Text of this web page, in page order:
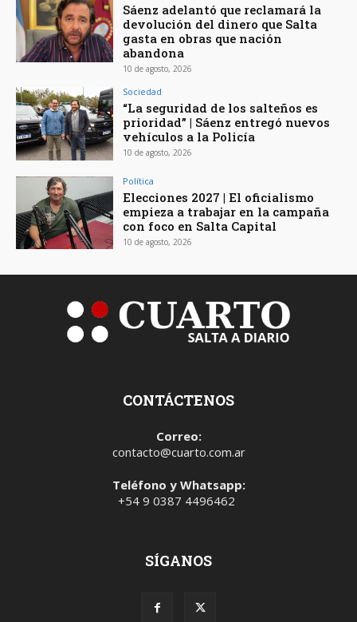
Sáenz adelantó que reclamará la
devolución del dinero que Salta
gasta en obras que nación
abandona
10 de agosto, 2026
Sociedad
“La seguridad de los salteños es
prioridad” | Sáenz entregó nuevos
vehículos a la Policía
10 de agosto, 2026
Política
Elecciones 2027 | El oficialismo
empieza a trabajar en la campaña
con foco en Salta Capital
10 de agosto, 2026
CONTÁCTENOS
Correo:
contacto@cuarto.com.ar
Teléfono y Whatsapp:
+54 9 0387 4496462
SÍGANOS